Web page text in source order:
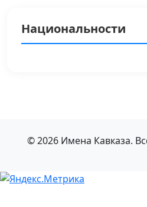
Национальности
© 2026 Имена Кавказа.